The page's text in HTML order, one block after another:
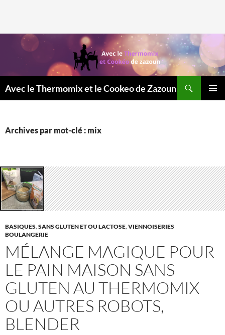
Avec le Thermomix et le Cookeo de Zazoun
Archives par mot-clé : mix
BASIQUES,SANS GLUTEN ET OU LACTOSE,VIENNOISERIES
BOULANGERIE
MÉLANGE MAGIQUE POUR
LE PAIN MAISON SANS
GLUTEN AU THERMOMIX
OU AUTRES ROBOTS,
BLENDER